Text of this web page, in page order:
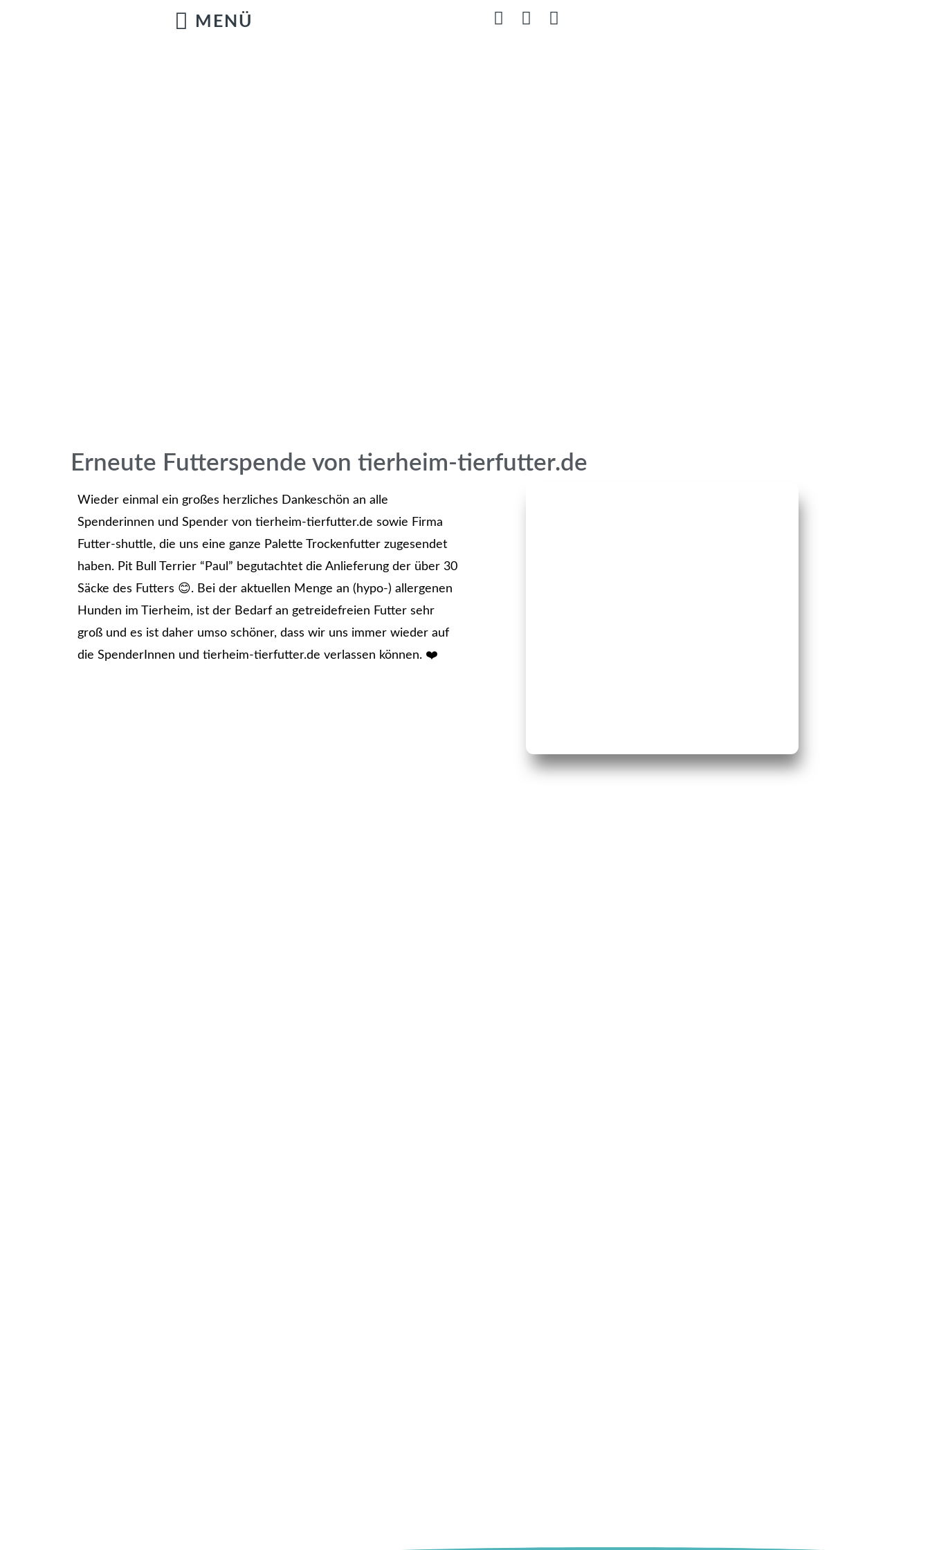
Erneute Futterspende von tierheim-tierfutter.de
Wieder einmal ein großes herzliches Dankeschön an alle
Spenderinnen und Spender von tierheim-tierfutter.de sowie Firma
Futter-shuttle, die uns eine ganze Palette Trockenfutter zugesendet
haben. Pit Bull Terrier “Paul” begutachtet die Anlieferung der über 30
Säcke des Futters 😊. Bei der aktuellen Menge an (hypo-) allergenen
Hunden im Tierheim, ist der Bedarf an getreidefreien Futter sehr
groß und es ist daher umso schöner, dass wir uns immer wieder auf
die SpenderInnen und tierheim-tierfutter.de verlassen können. ❤️